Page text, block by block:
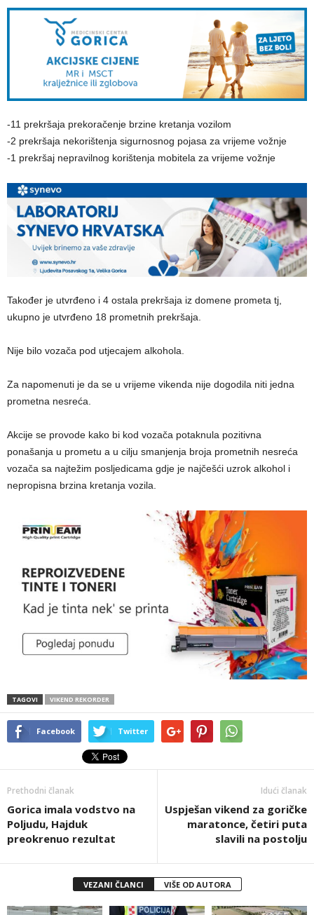
-11 prekršaja prekoračenje brzine kretanja vozilom
-2 prekršaja nekorištenja sigurnosnog pojasa za vrijeme vožnje
-1 prekršaj nepravilnog korištenja mobitela za vrijeme vožnje
Također je utvrđeno i 4 ostala prekršaja iz domene prometa tj,
ukupno je utvrđeno 18 prometnih prekršaja.
Nije bilo vozača pod utjecajem alkohola.
Za napomenuti je da se u vrijeme vikenda nije dogodila niti jedna
prometna nesreća.
Akcije se provode kako bi kod vozača potaknula pozitivna
ponašanja u prometu a u cilju smanjenja broja prometnih nesreća
vozača sa najtežim posljedicama gdje je najčešći uzrok alkohol i
nepropisna brzina kretanja vozila.
TAGOVI VIKEND REKORDER
Facebook Twitter
Prethodni članak
Gorica imala vodstvo na
Poljudu, Hajduk
preokrenuo rezultat
Idući članak
Uspješan vikend za goričke
maratonce, četiri puta
slavili na postolju
VEZANI ČLANCI VIŠE OD AUTORA